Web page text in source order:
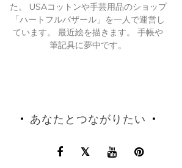
た。 USAコットンや手芸用品のショップ
「ハートフルバザール」を一人で運営し
ています。 最近絵を描きます。 手帳や
筆記具に夢中です。
あなたとつながりたい